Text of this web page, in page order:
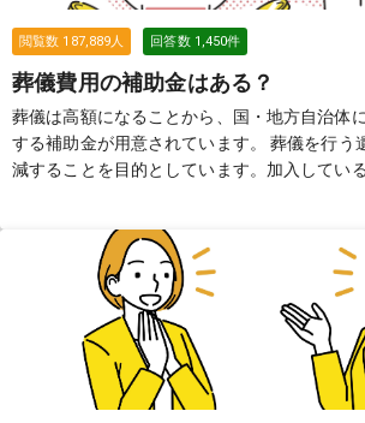
閲覧数 187,889人 回答数 1,450件
葬儀費用の補助金はある？
葬儀は高額になることから、国・地方自治体
する補助金が用意されています。 葬儀を行う遺族の経済的負担を軽
減することを目的としています。加入してい
自治体によって、もらえる金額や必要な申請